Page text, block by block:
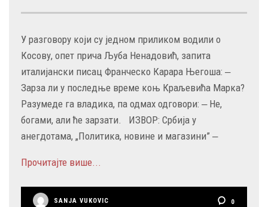
У разговору који су једном приликом водили о
Косову, опет прича Љуба Ненадовић, запита
италијански писац Франческо Карара Његоша: ‒
Зарза ли у последње време коњ Краљевића Марка?
Разумеде га владика, па одмах одговори: ‒ Не,
богами, али ће зарзати. ИЗВОР: Србија у
анегдотама, „Политика, новине и магазини” ‒
Прочитајте више...
SANJA VUKOVIC 0